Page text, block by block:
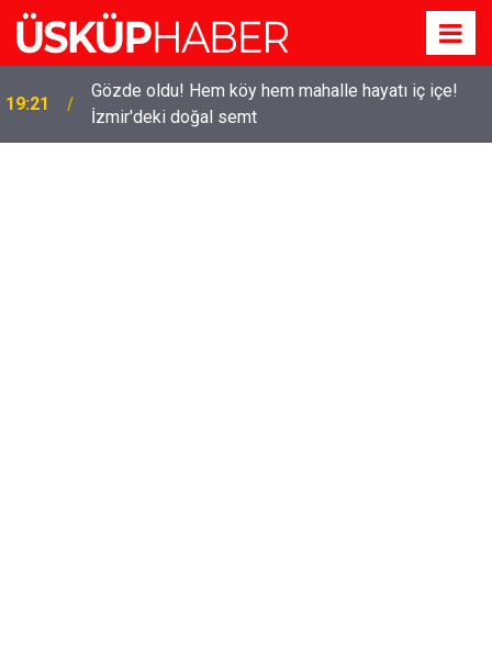
19:21
Gözde oldu! Hem köy hem mahalle hayatı iç içe!
İzmir'deki doğal semt